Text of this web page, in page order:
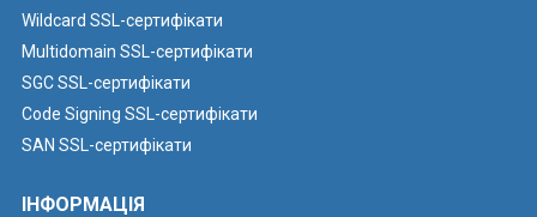
Wildcard SSL-сертифікати
Multidomain SSL-сертифікати
SGC SSL-сертифікати
Code Signing SSL-сертифікати
SAN SSL-сертифікати
ІНФОРМАЦІЯ